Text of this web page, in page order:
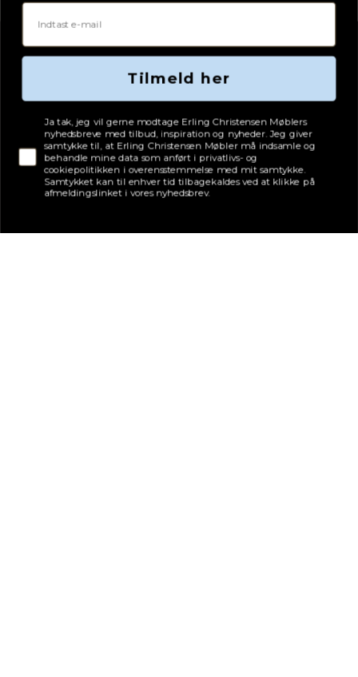
Adresse
Hørmestedvej 342
Email
Tilmeld her
Tjekboks samtykke
Ja tak, jeg vil gerne modtage Erling Christensen Møblers
nyhedsbreve med tilbud, inspiration og nyheder. Jeg giver
samtykke til, at Erling Christensen Møbler må indsamle og
behandle mine data som anført i privatlivs- og
cookiepolitikken i overensstemmelse med mit samtykke.
Samtykket kan til enhver tid tilbagekaldes ved at klikke på
afmeldingslinket i vores nyhedsbrev.